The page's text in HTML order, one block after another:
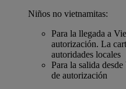
Niños no vietnamitas:
Para la llegada a
autorización. La
autoridades locales
Para la salida
de autorización